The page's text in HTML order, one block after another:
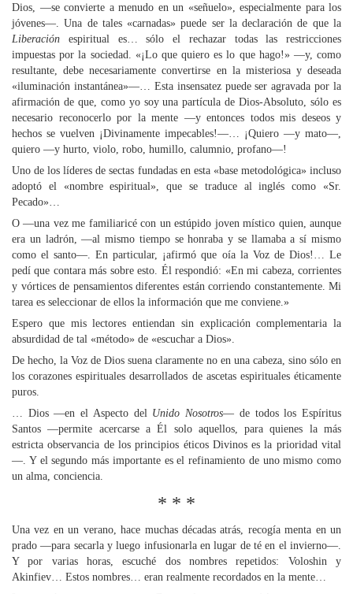
Dios, —se convierte a menudo en un «señuelo», especialmente para los
jóvenes—. Una de tales «carnadas» puede ser la declaración de que la
Liberación espiritual es… sólo el rechazar todas las restricciones
impuestas por la sociedad. «¡Lo que quiero es lo que hago!» —y, como
resultante, debe necesariamente convertirse en la misteriosa y deseada
«iluminación instantánea»—… Esta insensatez puede ser agravada por la
afirmación de que, como yo soy una partícula de Dios-Absoluto, sólo es
necesario reconocerlo por la mente —y entonces todos mis deseos y
hechos se vuelven ¡Divinamente impecables!—… ¡Quiero —y mato—,
quiero —y hurto, violo, robo, humillo, calumnio, profano—!
Uno de los líderes de sectas fundadas en esta «base metodológica» incluso
adoptó el «nombre espiritual», que se traduce al inglés como «Sr.
Pecado»…
O —una vez me familiaricé con un estúpido joven místico quien, aunque
era un ladrón, —al mismo tiempo se honraba y se llamaba a sí mismo
como el santo—. En particular, ¡afirmó que oía la Voz de Dios!… Le
pedí que contara más sobre esto. Él respondió: «En mi cabeza, corrientes
y vórtices de pensamientos diferentes están corriendo constantemente. Mi
tarea es seleccionar de ellos la información que me conviene.»
Espero que mis lectores entiendan sin explicación complementaria la
absurdidad de tal «método» de «escuchar a Dios».
De hecho, la Voz de Dios suena claramente no en una cabeza, sino sólo en
los corazones espirituales desarrollados de ascetas espirituales éticamente
puros.
… Dios —en el Aspecto del Unido Nosotros— de todos los Espíritus
Santos —permite acercarse a Él solo aquellos, para quienes la más
estricta observancia de los principios éticos Divinos es la prioridad vital
—. Y el segundo más importante es el refinamiento de uno mismo como
un alma, conciencia.
* * *
Una vez en un verano, hace muchas décadas atrás, recogía menta en un
prado —para secarla y luego infusionarla en lugar de té en el invierno—.
Y por varias horas, escuché dos nombres repetidos: Voloshin y
Akinfiev… Estos nombres… eran realmente recordados en la mente…